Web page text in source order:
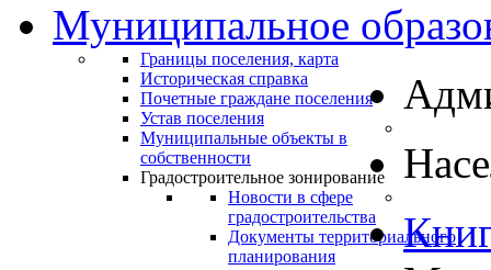
Муниципальное
Границы поселения, карта
Историческая справка
Почетные граждане поселения
Устав поселения
Муниципальные объекты в
собственности
Градостроительное зонирование
Новости в сфере
градостроительства
Документы территориального
планирования